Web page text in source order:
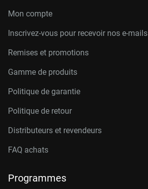
Mon compte
Inscrivez-vous pour recevoir nos e-mails
Remises et promotions
Gamme de produits
Politique de garantie
Politique de retour
Distributeurs et revendeurs
FAQ achats
Programmes